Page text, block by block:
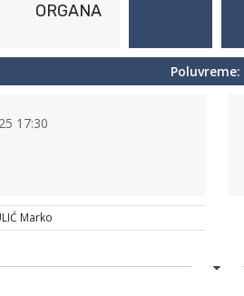
ORGANA
Poluvreme:
17:30
Marko